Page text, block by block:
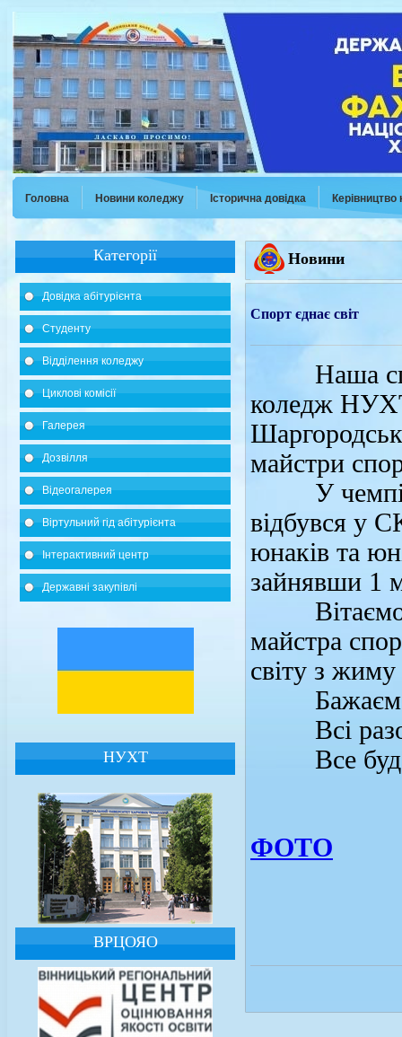
Головна Новини коледжу Історична довідка
Категорії
Довідка абітурієнта
Студенту
Відділення коледжу
Циклові комісії
Галерея
Дозвілля
Відеогалерея
Віртульний гід абітурієнта
Інтерактивний центр
Державні закупівлі
НУХТ
ВРЦОЯО
Новини
Спорт єднає світ
Наша
коледж
майстри
У
відбувся у
юнаків та
зайнявши 1
Вітаємо
майстра
світу з
Бажаємо
Всі
Все буде
ФОТО